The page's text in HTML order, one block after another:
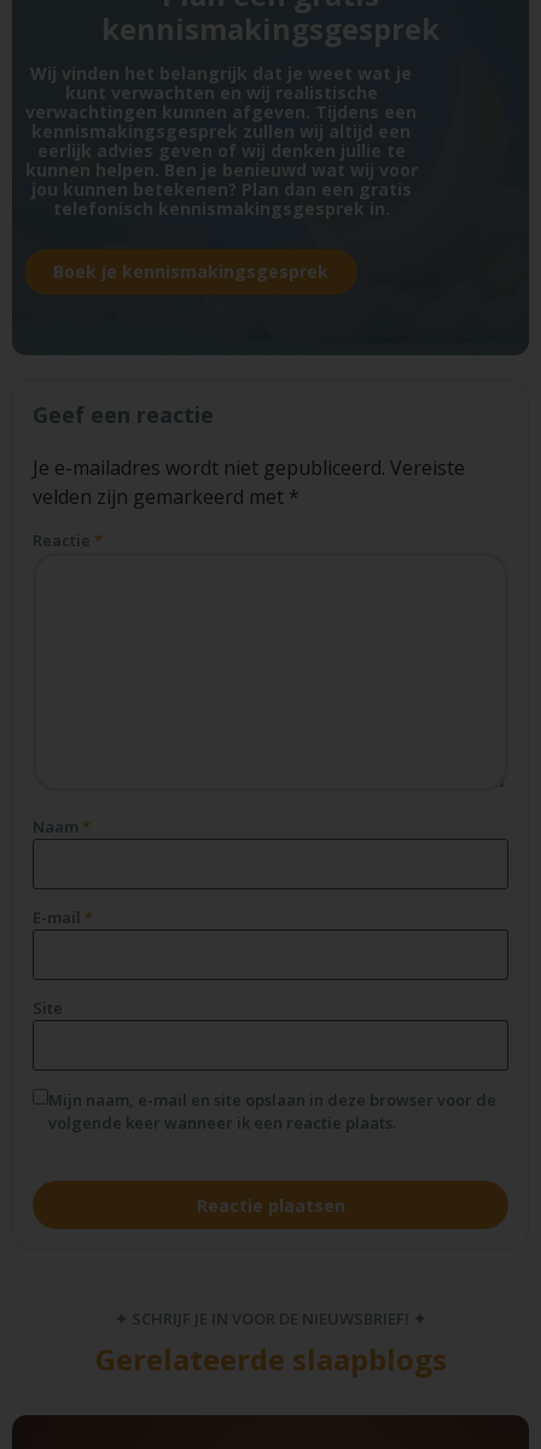
kennismakingsgesprek
Wij vinden het belangrijk dat je weet wat je
kunt verwachten en wij realistische
verwachtingen kunnen afgeven. Tijdens een
kennismakingsgesprek zullen wij altijd een
eerlijk advies geven of wij denken jullie te
kunnen helpen. Ben je benieuwd wat wij voor
jou kunnen betekenen? Plan dan een gratis
telefonisch kennismakingsgesprek in.
Boek je kennismakingsgesprek
Geef een reactie
Je e-mailadres wordt niet gepubliceerd. Vereiste
velden zijn gemarkeerd met *
Reactie *
Naam *
E-mail *
Site
Mijn naam, e-mail en site opslaan in deze browser voor de
volgende keer wanneer ik een reactie plaats.
✦ SCHRIJF JE IN VOOR DE NIEUWSBRIEF! ✦
Gerelateerde slaapblogs